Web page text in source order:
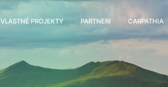
VLASTNÉ PROJEKTY PARTNERI CARPATHIA